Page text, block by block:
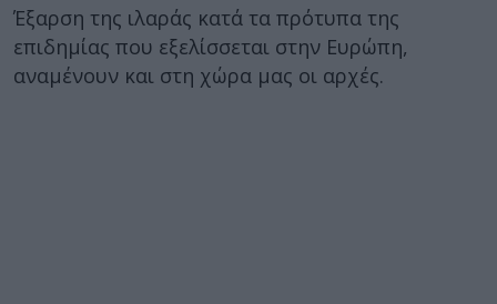
Έξαρση της ιλαράς κατά τα πρότυπα της
επιδημίας που εξελίσσεται στην Ευρώπη,
αναμένουν και στη χώρα μας οι αρχές.